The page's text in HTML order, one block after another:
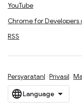
YouTube
Chrome for Developers
RSS
Persyaratan Privasi